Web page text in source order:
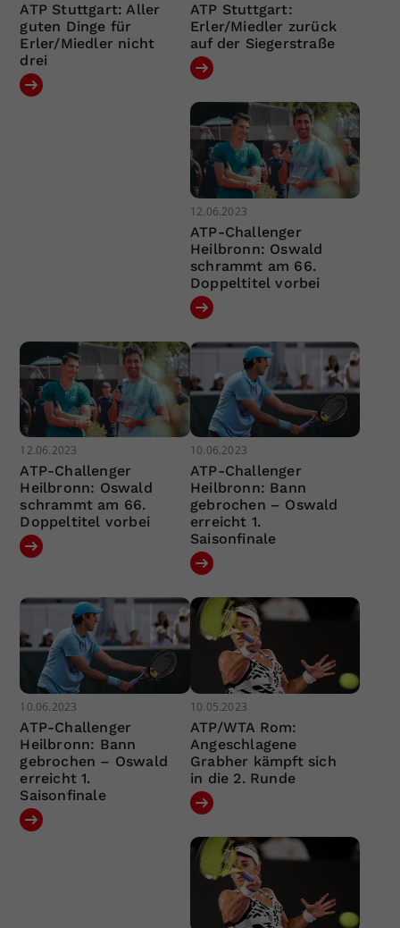
ATP Stuttgart: Aller
guten Dinge für
Erler/Miedler nicht
drei
ATP Stuttgart:
Erler/Miedler zurück
auf der Siegerstraße
12.06.2023
ATP-Challenger
Heilbronn: Oswald
schrammt am 66.
Doppeltitel vorbei
12.06.2023
ATP-Challenger
Heilbronn: Oswald
schrammt am 66.
Doppeltitel vorbei
10.06.2023
ATP-Challenger
Heilbronn: Bann
gebrochen – Oswald
erreicht 1.
Saisonfinale
10.06.2023
ATP-Challenger
Heilbronn: Bann
gebrochen – Oswald
erreicht 1.
Saisonfinale
10.05.2023
ATP/WTA Rom:
Angeschlagene
Grabher kämpft sich
in die 2. Runde